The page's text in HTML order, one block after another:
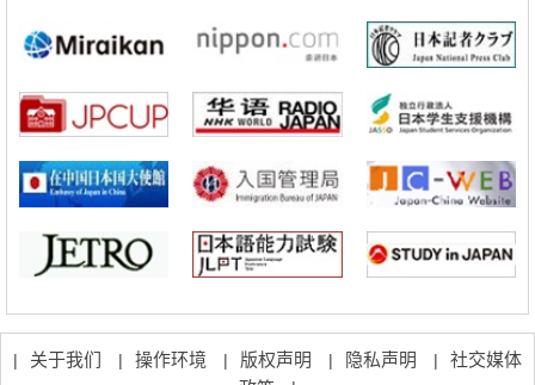
科学研究
开发出300亿年仅误差1秒的光晶格钟，构建网络将其打造为下一代社会
基础设施
经济・社会
日本成立“以人为本AI联盟”——力争借助AI拓展社会公众创造力，依托
科学研究
大阪大学开发出膜脂质可视化工具，使脂质探针的高效开发成为可能
科学研究
立教大学在试管内构建长链人工基因组DNA自我复制系统，有望实现携
带大量基因的人工细胞
| 关于我们 | 操作环境 | 版权声明 | 隐私声明 | 社交媒体